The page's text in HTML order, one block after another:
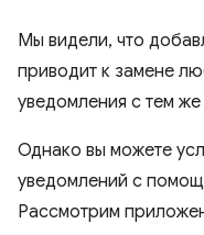
Мы видели, что
приводит к замене
уведомления с тем же
Однако вы можете
уведомлений с
Рассмотрим